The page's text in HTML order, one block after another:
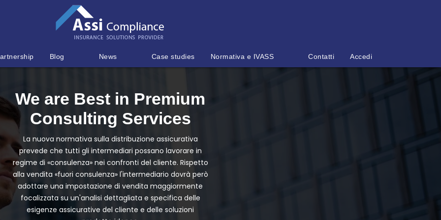
Blog News Case studies Normativa e IVASS Contatti Accedi
We are Best in Premium
Consulting Services
La nuova normativa sulla distribuzione assicurativa
prevede che tutti gli intermediari possano lavorare in
regime di «consulenza» nei confronti del cliente. Rispetto
alla vendita «fuori consulenza» l'intermediario dovrà però
adottare una impostazione di vendita maggiormente
focalizzata su un'analisi dettagliata e specifica delle
esigenze assicurative del cliente e delle soluzioni